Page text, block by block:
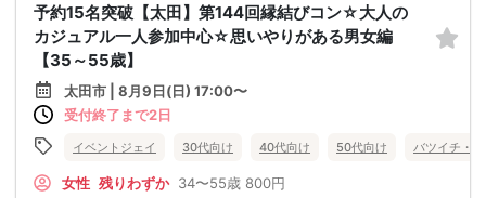
予約15名突破【太田】第144回縁結びコン☆大人の
カジュアル一人参加中心☆思いやりがある男女編
【35～55歳】
太田市 | 8月9日(日) 17:00〜
受付終了まで2日
イベントジェイ 30代向け 40代向け 50代向け バツイチ・
女性 残りわずか 34〜55歳 800円